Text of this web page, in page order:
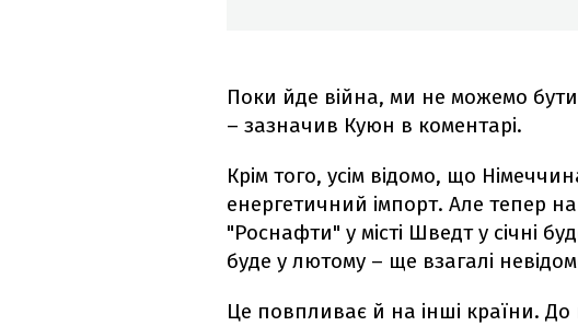
Поки йде війна, ми не можемо
– зазначив Куюн в коментарі.
Крім того, усім відомо, що
енергетичний імпорт. Але тепер
"Роснафти" у місті Шведт у січні
буде у лютому – ще взагалі
Це повпливає й на інші країни.